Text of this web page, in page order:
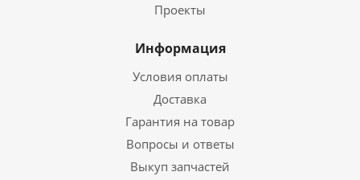
Проекты
Информация
Условия оплаты
Доставка
Гарантия на товар
Вопросы и ответы
Выкуп запчастей